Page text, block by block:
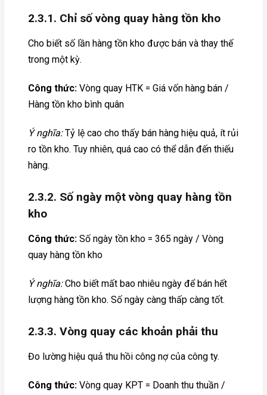
2.3.1. Chỉ số vòng quay hàng tồn kho
Cho biết số lần hàng tồn kho được bán và thay thế
trong một kỳ.
Công thức: Vòng quay HTK = Giá vốn hàng bán /
Hàng tồn kho bình quân
Ý nghĩa:Tỷ lệ cao cho thấy bán hàng hiệu quả, ít rủi
ro tồn kho. Tuy nhiên, quá cao có thể dẫn đến thiếu
hàng.
2.3.2. Số ngày một vòng quay hàng tồn
kho
Công thức: Số ngày tồn kho = 365 ngày / Vòng
quay hàng tồn kho
Ý nghĩa:Cho biết mất bao nhiêu ngày để bán hết
lượng hàng tồn kho. Số ngày càng thấp càng tốt.
2.3.3. Vòng quay các khoản phải thu
Đo lường hiệu quả thu hồi công nợ của công ty.
Công thức: Vòng quay KPT = Doanh thu thuần /